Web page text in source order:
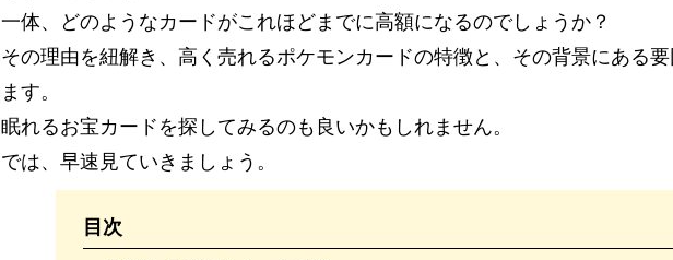
一体、どのようなカードがこれほどまでに高額になるのでしょうか？
その理由を紐解き、高く売れるポケモンカードの特徴と、その背景にある要
ます。
眠れるお宝カードを探してみるのも良いかもしれません。
では、早速見ていきましょう。
目次